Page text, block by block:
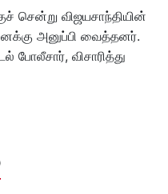
சென்று விஜயசாந்தியின்
அனுப்பி வைத்தனர்.
விசாரித்து